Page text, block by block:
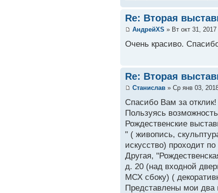
Re: Вторая
АндрейXS » Вт окт 31,
Очень красиво.
Re: Вторая
Станислав » Ср янв 03,
Спасибо Вам за отклик!
Пользуясь
Рождественские
" ( живопись,
искусство) проходит
Другая,
д. 20 (над входной
МСХ сбоку) (
Представлены мои два